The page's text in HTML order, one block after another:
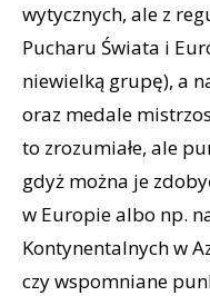
wytycznych, ale z
Pucharu Świata i
niewielką grupę), a
oraz medale
to zrozumiałe, ale
gdyż można je
w Europie albo np.
Kontynentalnych w
czy wspomniane